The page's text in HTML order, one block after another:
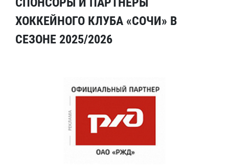
ХОККЕЙНОГО КЛУБА «СОЧИ» В
СЕЗОНЕ 2025/2026